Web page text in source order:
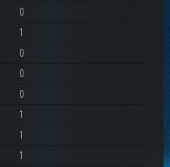
0
1
0
0
0
1
1
1